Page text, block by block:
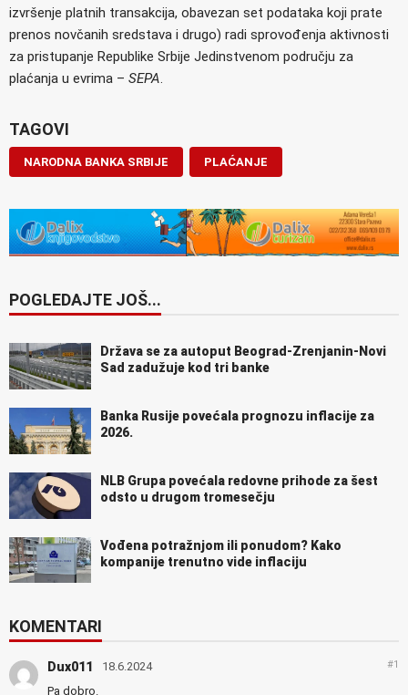
izvršenje platnih transakcija, obavezan set podataka koji prate
prenos novčanih sredstava i drugo) radi sprovođenja aktivnosti
za pristupanje Republike Srbije Jedinstvenom području za
plaćanja u evrima – SEPA
TAGOVI
NARODNA BANKA SRBIJE PLAĆANJE
POGLEDAJTE JOŠ...
Država se za autoput Beograd-Zrenjanin-Novi
Sad zadužuje kod tri banke
Banka Rusije povećala prognozu inflacije za
2026.
NLB Grupa povećala redovne prihode za šest
odsto u drugom tromesečju
Vođena potražnjom ili ponudom? Kako
kompanije trenutno vide inflaciju
KOMENTARI
Dux011 18.6.2024 #1
Pa dobro.